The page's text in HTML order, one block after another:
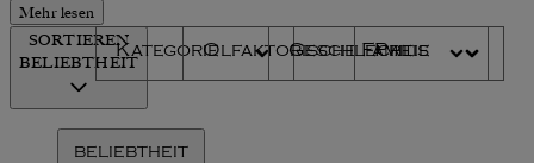
Mehr lesen
SORTIEREN
BELIEBTHEIT
BELIEBTHEIT
KategorieOlfaktorische Familie
Geschlecht
Preis